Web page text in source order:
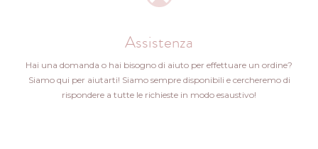
Assistenza
Hai una domanda o hai bisogno di aiuto per effettuare un ordine?
Siamo qui per aiutarti! Siamo sempre disponibili e cercheremo di
rispondere a tutte le richieste in modo esaustivo!